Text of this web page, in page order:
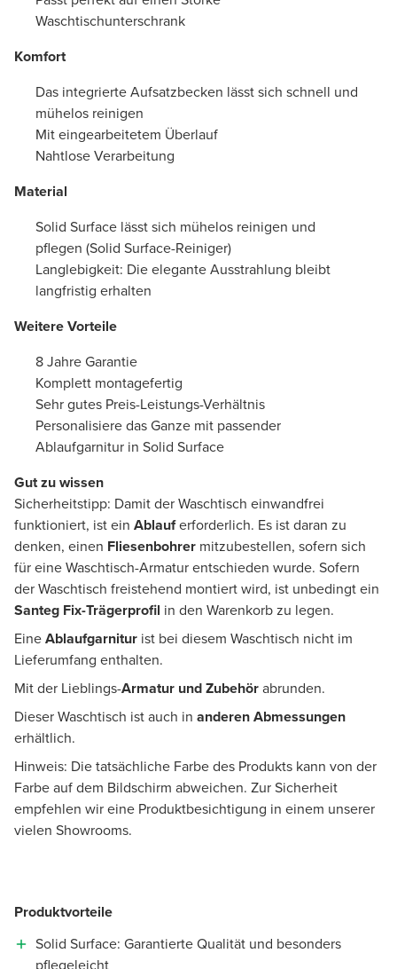
Waschtischunterschrank
Komfort
Das integrierte Aufsatzbecken lässt sich schnell und
mühelos reinigen
Mit eingearbeitetem Überlauf
Nahtlose Verarbeitung
Material
Solid Surface lässt sich mühelos reinigen und
pflegen (Solid Surface-Reiniger)
Langlebigkeit: Die elegante Ausstrahlung bleibt
langfristig erhalten
Weitere Vorteile
8 Jahre Garantie
Komplett montagefertig
Sehr gutes Preis-Leistungs-Verhältnis
Personalisiere das Ganze mit passender
Ablaufgarnitur in Solid Surface
Gut zu wissen
Sicherheitstipp: Damit der Waschtisch einwandfrei
funktioniert, ist ein Ablauferforderlich. Es ist daran zu
denken, einen Fliesenbohrer mitzubestellen, sofern sich
für eine Waschtisch-Armatur entschieden wurde. Sofern
der Waschtisch freistehend montiert wird, ist unbedingt ein
Santeg Fix-Trägerprofil in den Warenkorb zu legen.
EineAblaufgarnitur ist bei diesem Waschtisch nicht im
Lieferumfang enthalten.
Mit der Lieblings-Armatur und Zubehörabrunden.
Dieser Waschtisch ist auch in anderen Abmessungen
erhältlich.
Hinweis: Die tatsächliche Farbe des Produkts kann von der
Farbe auf dem Bildschirm abweichen. Zur Sicherheit
empfehlen wir eine Produktbesichtigung in einem unserer
vielen Showrooms.
Produktvorteile
Solid Surface: Garantierte Qualität und besonders